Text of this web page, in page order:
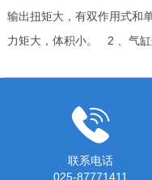
输出扭矩大，有双作用式和
力矩大，体积小。 2 、气缸
联系电话
025-87771411